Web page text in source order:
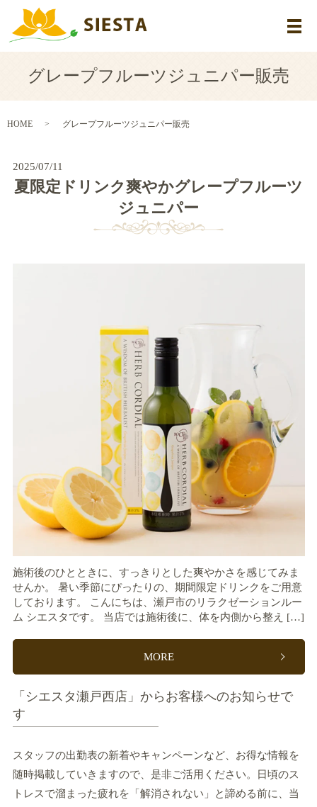
メ
グレープフルーツジュニパー販売
HOME グレープフルーツジュニパー販売
2025/07/11
夏限定ドリンク爽やかグレープフルーツ
ジュニパー
施術後のひとときに、すっきりとした爽やかさを感じてみま
せんか。 暑い季節にぴったりの、期間限定ドリンクをご用意
しております。 こんにちは、瀬戸市のリラクゼーションルー
ム シエスタです。 当店では施術後に、体を内側から整え […]
MORE
「シエスタ瀬戸西店」からお客様へのお知らせで
す
スタッフの出勤表の新着やキャンペーンなど、お得な情報を
随時掲載していきますので、是非ご活用ください。日頃のス
トレスで溜まった疲れを「解消されない」と諦める前に、当